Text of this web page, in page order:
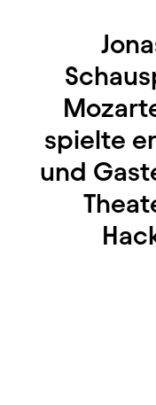
spielte
und